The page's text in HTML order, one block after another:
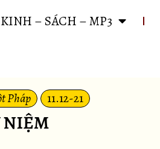
KINH – SÁCH – MP3
Pháp 11.12-21
NIỆM